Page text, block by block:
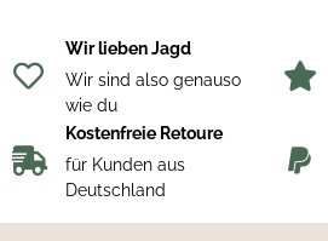
Wir lieben Jagd
Wir sind also genauso
wie du
Kostenfreie Retoure
für Kunden aus
Deutschland